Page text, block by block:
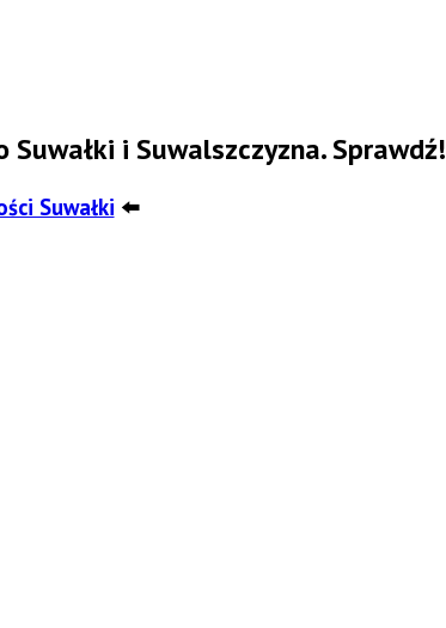
i Suwalszczyzna. Sprawdź!
Suwałki ⬅️